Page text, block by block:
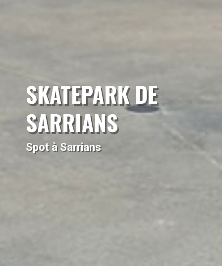
SKATEPARK DE
SARRIANS
Spot à Sarrians